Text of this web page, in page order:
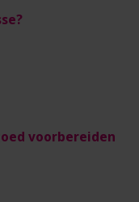
voorbereiden